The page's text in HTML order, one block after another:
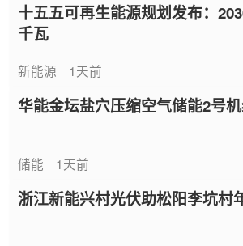
十五五可再生能源规划发布：
千瓦
新能源 1天前
华能金坛盐穴压缩空气储能2号
储能 1天前
浙江新能兴村光伏助松阳李坑村